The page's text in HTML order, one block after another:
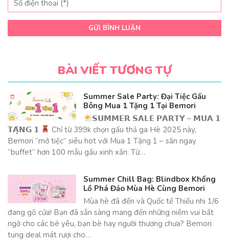
GỬI BÌNH LUẬN
BÀI VIẾT TƯƠNG TỰ
Summer Sale Party: Đại Tiệc Gấu
Bông Mua 1 Tặng 1 Tại Bemori
𝗦𝗨𝗠𝗠𝗘𝗥 𝗦𝗔𝗟𝗘 𝗣𝗔𝗥𝗧𝗬 – 𝗠𝗨𝗔 𝟭
𝗧𝗔̣̆𝗡𝗚 𝟭
Chỉ từ 399k chọn gấu thả ga Hè 2025 này,
Bemori “mở tiệc” siêu hot với Mua 1 Tặng 1 – săn ngay
“buffet” hơn 100 mẫu gấu xinh xắn. Từ…
Summer Chill Bag: Blindbox Khổng
Lồ Phá Đảo Mùa Hè Cùng Bemori
Mùa hè đã đến và Quốc tế Thiếu nhi 1/6
đang gõ cửa! Bạn đã sẵn sàng mang đến những niềm vui bất
ngờ cho các bé yêu, bạn bè hay người thương chưa? Bemori
tung deal mát rượi cho…